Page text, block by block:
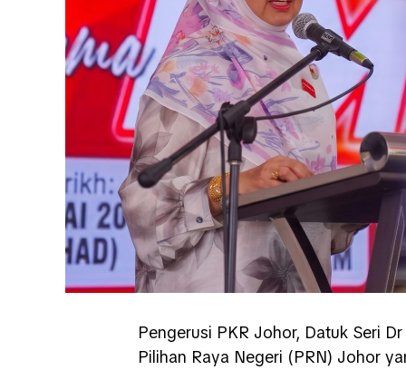
Pengerusi PKR Johor, Datuk Seri
Pilihan Raya Negeri (PRN) Johor